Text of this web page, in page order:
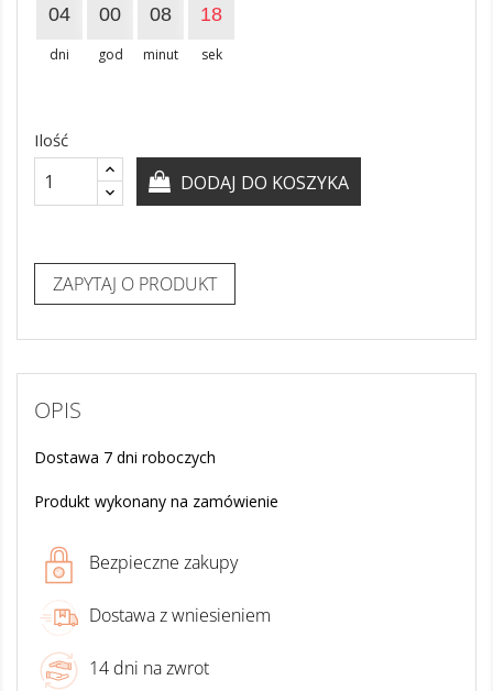
OPIS
Dostawa 7 dni roboczych
Produkt wykonany na zamówienie
Bezpieczne zakupy
Dostawa z wniesieniem
14 dni na zwrot
04
dni
00
god
08
minut
17
sek
Ilość
DODAJ DO KOSZYKA
ZAPYTAJ O PRODUKT